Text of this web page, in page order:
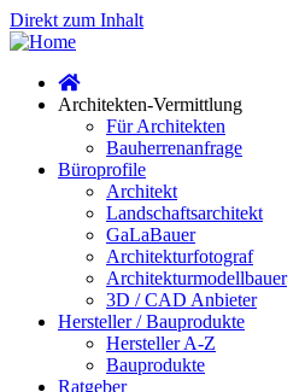
Direkt zum Inhalt
Architekten-Vermittlung
Für Architekten
Bauherrenanfrage
Büroprofile
Architekt
Landschaftsarchitekt
GaLaBauer
Architekturfotograf
Architekturmodellbauer
3D / CAD Anbieter
Hersteller / Bauprodukte
Hersteller A-Z
Bauprodukte
Ratgeber